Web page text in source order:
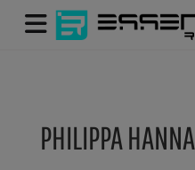
PHILIPPA HANNA